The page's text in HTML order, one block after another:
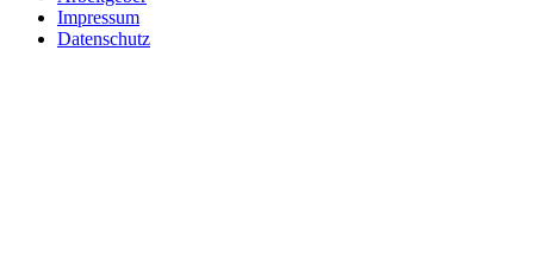
Impressum
Datenschutz